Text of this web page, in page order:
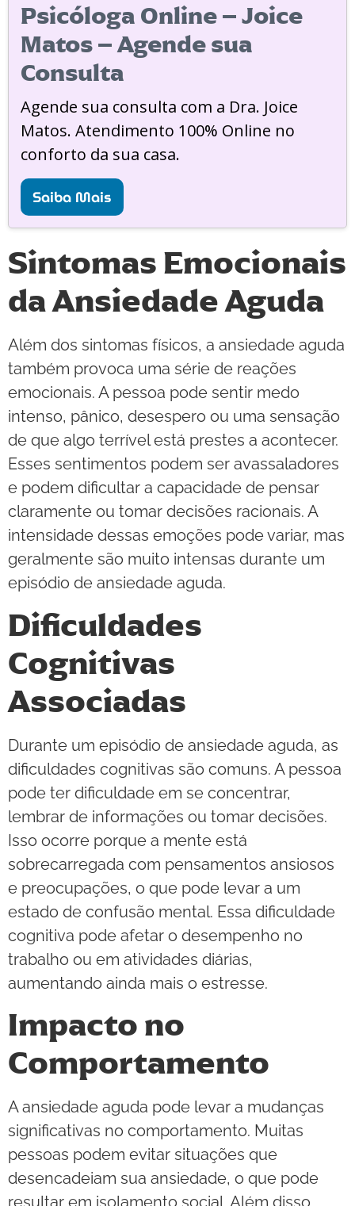
Psicóloga Online – Joice
Matos – Agende sua
Consulta
Agende sua consulta com a Dra. Joice
Matos. Atendimento 100% Online no
conforto da sua casa.
Saiba Mais
Sintomas Emocionais
da Ansiedade Aguda
Além dos sintomas físicos, a ansiedade aguda
também provoca uma série de reações
emocionais. A pessoa pode sentir medo
intenso, pânico, desespero ou uma sensação
de que algo terrível está prestes a acontecer.
Esses sentimentos podem ser avassaladores
e podem dificultar a capacidade de pensar
claramente ou tomar decisões racionais. A
intensidade dessas emoções pode variar, mas
geralmente são muito intensas durante um
episódio de ansiedade aguda.
Dificuldades
Cognitivas
Associadas
Durante um episódio de ansiedade aguda, as
dificuldades cognitivas são comuns. A pessoa
pode ter dificuldade em se concentrar,
lembrar de informações ou tomar decisões.
Isso ocorre porque a mente está
sobrecarregada com pensamentos ansiosos
e preocupações, o que pode levar a um
estado de confusão mental. Essa dificuldade
cognitiva pode afetar o desempenho no
trabalho ou em atividades diárias,
aumentando ainda mais o estresse.
Impacto no
Comportamento
A ansiedade aguda pode levar a mudanças
significativas no comportamento. Muitas
pessoas podem evitar situações que
desencadeiam sua ansiedade, o que pode
resultar em isolamento social. Além disso,